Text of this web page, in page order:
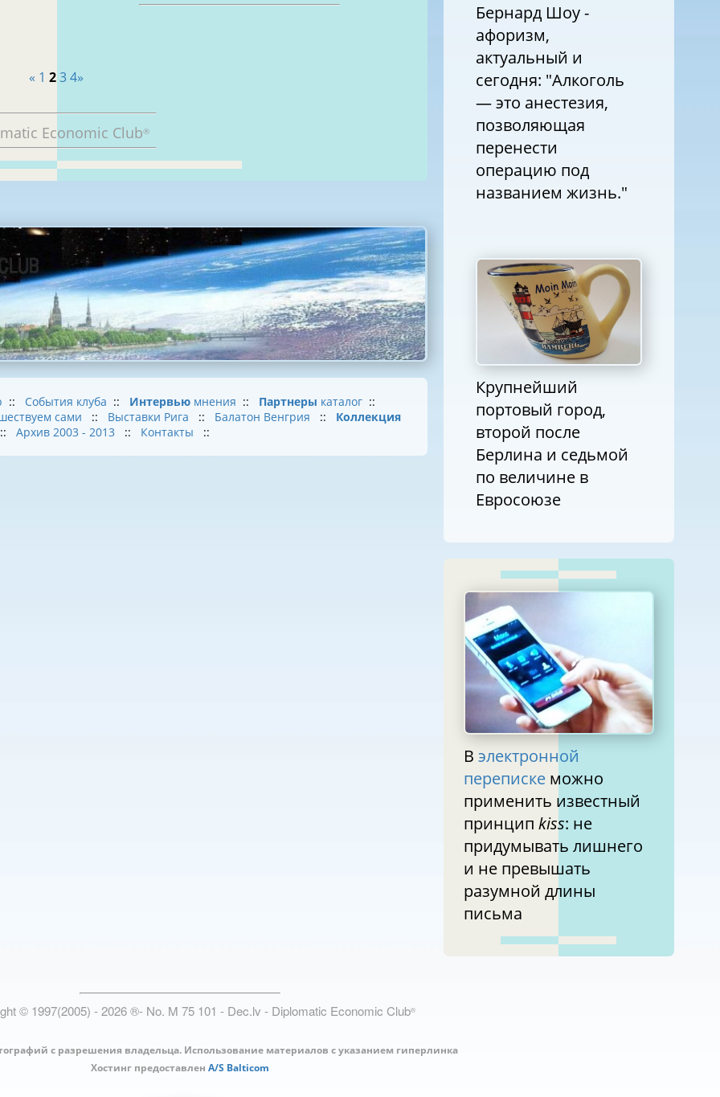
« 1 234»
Economic Club®
:: События клуба :: Интервью мнения :: Партнеры каталог ::
сами
:: Выставки Рига :: Балатон Венгрия :: Коллекция
Архив 2003 - 2013 :: Контакты ::
Бернард Шоу -
афоризм,
актуальный и
сегодня: "Алкоголь
— это анестезия,
позволяющая
перенести
операцию под
названием жизнь."
Крупнейший
портовый город,
второй после
Берлина и седьмой
по величине в
Евросоюзе
В электронной
перепискеможно
применить известный
принцип kiss: не
придумывать лишнего
и не превышать
разумной длины
письма
© 1997(2005) -2026®- No. M 75 101 - Dec.lv - Diplomatic Economic Club®
с разрешения владельца. Использование материалов с указанием гиперлинка
Хостинг предоставлен A/S Balticom